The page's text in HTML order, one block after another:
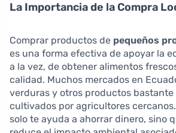
La Importancia de la Compra
Comprar productos de pequeños
es una forma efectiva de apoyar la
a la vez, de obtener alimentos
calidad. Muchos mercados en
verduras y otros productos bastante
cultivados por agricultores
solo te ayuda a ahorrar dinero, sino